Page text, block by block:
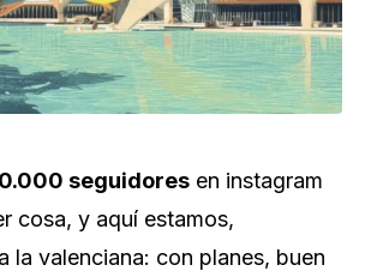
seguidores en instagram
cosa, y aquí estamos,
la valenciana: con planes, buen